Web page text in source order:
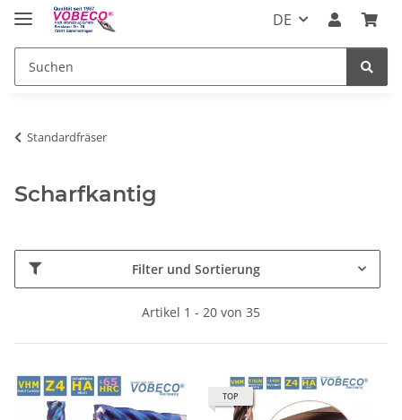
DE
Standardfräser
Scharfkantig
Filter und Sortierung
Artikel 1 - 20 von 35
TOP